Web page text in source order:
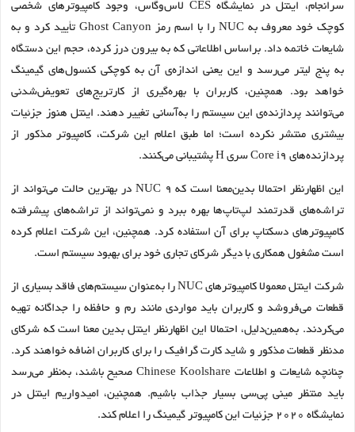
سرانجام، اینتل در نمایشگاه CES لاس‌وگاس، وجود کامپیوترهای شخصی
کوچک خود معروف به NUC را با اسم رمز Ghost Canyon تأیید کرد و به
شایعات خاتمه داد. براساس اطلاعاتی که به بیرون درز کرده، حجم این دستگاه
به پنج لیتر می‌رسد و این یعنی اندازه‌ی آن به کوچکی کنسول‌های گیمینگ
خواهد بود. همچنین، کاربران با بهره‌گیری از کارتریج‌های تعویض‌شدنی
می‌توانند پردازنده‌ی این سیستم را به‌آسانی تغییر دهند. اینتل هنوز جزئیات
بیشتری منتشر نکرده است؛ اما طبق اعلام این شرکت، کامپیوتر مذکور از
پردازنده‌های Core i9 سری H پشتیبانی می‌کنند.
این اظهارنظر احتمالا بدین‌معنا است که NUC 9 در بهترین حالت می‌تواند از
تراشه‌های قدرتمند لپ‌تاپ‌ها بهره ببرد و نمی‌تواند از تراشه‌های پیشرفته
کامپیوترهای دسکتاپ برای آن استفاده کرد. همچنین، این شرکت اعلام کرده
است مشغول همکاری با دیگر شرکای تجاری خود برای بهبود سیستم است.
شرکت اینتل معمولا کامپیوترهای NUC را به‌عنوان سیستم‌های فاقد بسیاری از
قطعات می‌فروشد و کاربران باید مواردی مانند رم و حافظه را جداگانه تهیه
می‌کردند. به‌همین‌دلیل، احتمالا این اظهارنظر اینتل بدین معنا است که شرکای
مدنظر قطعات مذکور و شاید کارت گرافیک را برای کاربران اضافه خواهند کرد.
چنانچه شایعات و اطلاعات Chinese Koolshare صحیح باشند، به‌نظر می‌رسد
باید منتظر مینی پی‌سی بسیار جذاب باشیم. همچنین، امیدواریم اینتل در
نمایشگاه ۲۰۲۰ جزئیات این کامپیوتر گیمینگ را اعلام کند.